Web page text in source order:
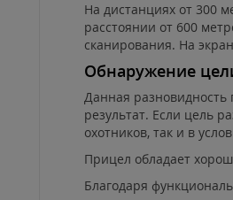
На дистанциях от 300
расстоянии от 600
сканирования. На
Обнаружение
Данная разновидность
результат. Если цель
охотников, так и в
Прицел обладает
Благодаря